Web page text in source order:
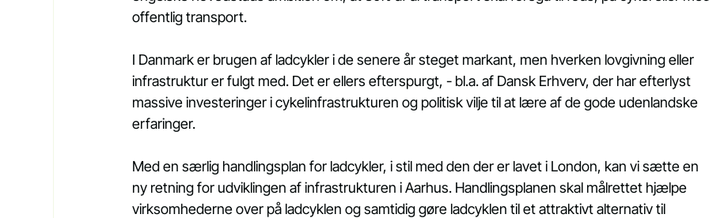
offentlig transport.
I Danmark er brugen af ladcykler i de senere år steget markant, men hverken lovgivning eller
infrastruktur er fulgt med. Det er ellers efterspurgt, - bl.a. af Dansk Erhverv, der har efterlyst
massive investeringer i cykelinfrastrukturen og politisk vilje til at lære af de gode udenlandske
erfaringer.
Med en særlig handlingsplan for ladcykler, i stil med den der er lavet i London, kan vi sætte en
ny retning for udviklingen af infrastrukturen i Aarhus. Handlingsplanen skal målrettet hjælpe
virksomhederne over på ladcyklen og samtidig gøre ladcyklen til et attraktivt alternativ til